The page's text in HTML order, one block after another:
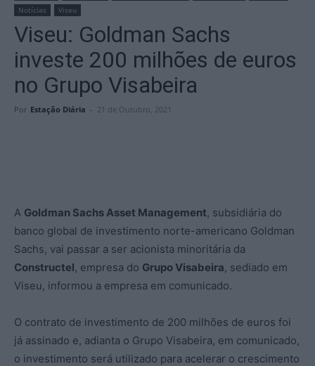
Notícias
Viseu
Viseu: Goldman Sachs
investe 200 milhões de euros
no Grupo Visabeira
Por Estação Diária - 21 de Outubro, 2021
A Goldman Sachs Asset Management, subsidiária do
banco global de investimento norte-americano Goldman
Sachs, vai passar a ser acionista minoritária da
Constructel, empresa do Grupo Visabeira, sediado em
Viseu, informou a empresa em comunicado.
O contrato de investimento de 200 milhões de euros foi
já assinado e, adianta o Grupo Visabeira, em comunicado,
o investimento será utilizado para acelerar o crescimento